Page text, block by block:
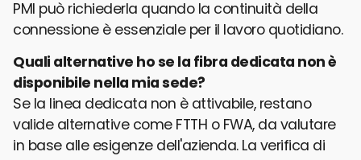
PMI può richiederla quando la continuità della
connessione è essenziale per il lavoro quotidiano.
Quali alternative ho se la fibra dedicata non è
disponibile nella mia sede?
Se la linea dedicata non è attivabile, restano
valide alternative come FTTH o FWA, da valutare
in base alle esigenze dell'azienda. La verifica di